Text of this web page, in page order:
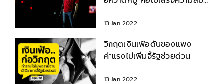
13 Jan 2022
วิกฤตเงินเฟ้อดันของแพง
ค่าแรงไม่เพิ่มจี้รัฐช่วยด่วน
13 Jan 2022